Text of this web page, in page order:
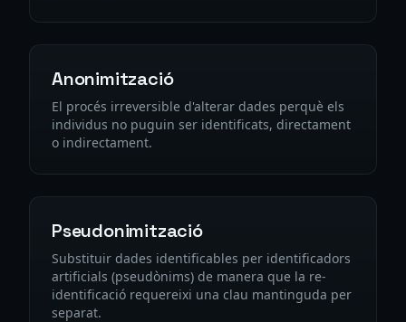
Anonimització
El procés irreversible d'alterar dades perquè els
individus no puguin ser identificats, directament
o indirectament.
Pseudonimització
Substituir dades identificables per identificadors
artificials (pseudònims) de manera que la re-
identificació requereixi una clau mantinguda per
separat.